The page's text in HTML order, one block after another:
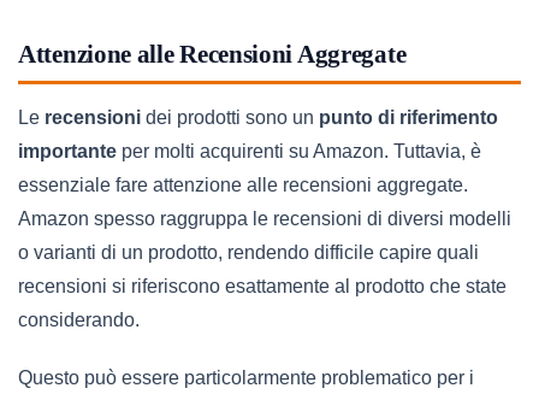
Attenzione alle Recensioni Aggregate
Le recensioni dei prodotti sono un punto di riferimento
importante per molti acquirenti su Amazon. Tuttavia, è
essenziale fare attenzione alle recensioni aggregate.
Amazon spesso raggruppa le recensioni di diversi modelli
o varianti di un prodotto, rendendo difficile capire quali
recensioni si riferiscono esattamente al prodotto che state
considerando.
Questo può essere particolarmente problematico per i